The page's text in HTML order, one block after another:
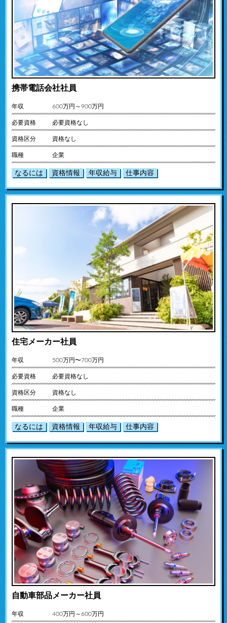
携帯電話会社社員
年収 600万円～900万円
必要資格 必要資格なし
資格区分 資格なし
職種 企業
なるには 資格情報 年収給与 仕事内容
住宅メーカー社員
年収 500万円〜700万円
必要資格 必要資格なし
資格区分 資格なし
職種 企業
なるには 資格情報 年収給与 仕事内容
自動車部品メーカー社員
年収 400万円～600万円